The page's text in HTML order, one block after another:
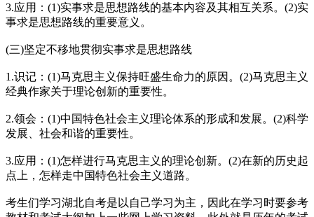
3.应用：(1)实事求是思想路线的基本内容及其相互关系。(2)实
事求是思想路线的重要意义。
(三)坚定不移地贯彻实事求是思想路线
1.识记：(1)马克思主义保持旺盛生命力的原因。(2)马克思主义
经典作家关于理论创新的重要性。
2.领会：(1)中国特色社会主义理论体系的形成和发展。(2)科学
发展、社会和谐的重要性。
3.应用：(1)怎样进行马克思主义的理论创新。(2)在新的历史起
点上，怎样走中国特色社会主义道路。
考生们学习湖北自考是以自己学习为主，因此在学习时要参考